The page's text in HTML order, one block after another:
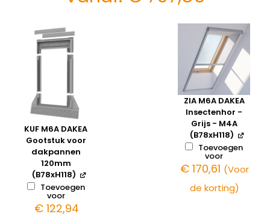
KUF M6A DAKEA
Gootstuk voor
dakpannen
120mm
(B78xH118)
Toevoegen
voor
€122,94
ZIA M6A DAKEA
Insectenhor -
Grijs - M4A
(B78xH118)
Toevoegen
voor
€ 170,61 (Voor
de korting)